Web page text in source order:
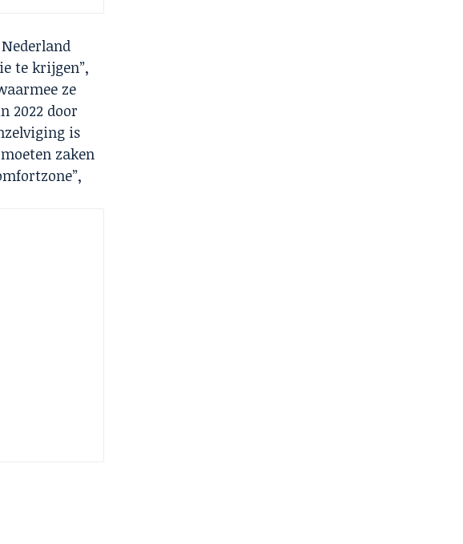
te krijgen”,
ze
2022 door
is
zaken